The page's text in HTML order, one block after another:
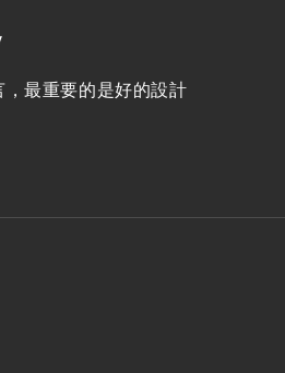
，最重要的是好的設計